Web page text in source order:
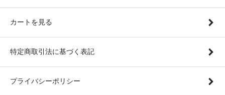
カートを見る
特定商取引法に基づく表記
プライバシーポリシー